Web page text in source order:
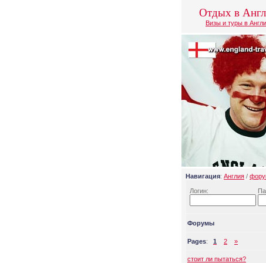
Отдых в
Визы и туры в
Навигация: Англия /
Логин:
Форумы
Pages: 1 2 »
стоит ли пытаться?